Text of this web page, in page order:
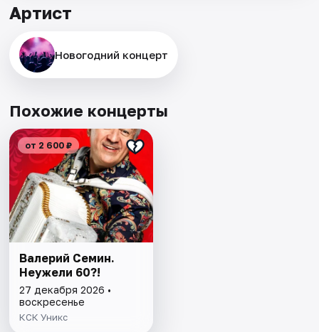
Артист
Новогодний концерт
Похожие концерты
от 2 600 ₽
Валерий Семин.
Неужели 60?!
27 декабря 2026 •
воскресенье
КСК Уникс